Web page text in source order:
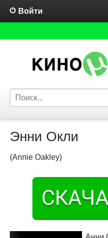
Войти
Энни Окли
(Annie Oakley)